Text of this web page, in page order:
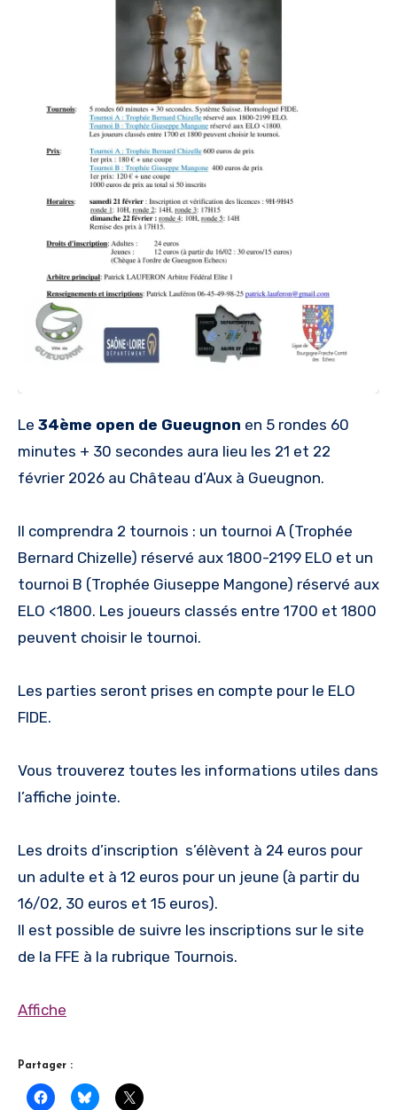
Le 34ème open de Gueugnon en 5 rondes 60
minutes + 30 secondes aura lieu les 21 et 22
février 2026 au Château d’Aux à Gueugnon.
Il comprendra 2 tournois : un tournoi A (Trophée
Bernard Chizelle) réservé aux 1800-2199 ELO et un
tournoi B (Trophée Giuseppe Mangone) réservé aux
ELO <1800. Les joueurs classés entre 1700 et 1800
peuvent choisir le tournoi.
Les parties seront prises en compte pour le ELO
FIDE.
Vous trouverez toutes les informations utiles dans
l’affiche jointe.
Les droits d’inscription s’élèvent à 24 euros pour
un adulte et à 12 euros pour un jeune (à partir du
16/02, 30 euros et 15 euros).
Il est possible de suivre les inscriptions sur le site
de la FFE à la rubrique Tournois.
Affiche
Partager :